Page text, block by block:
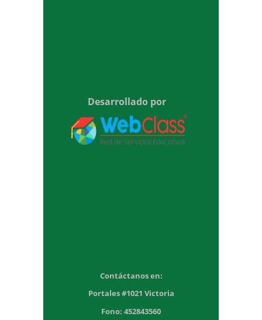
Desarrollado por
Contáctanos en:
Portales #1021 Victoria
Fono: 452843560